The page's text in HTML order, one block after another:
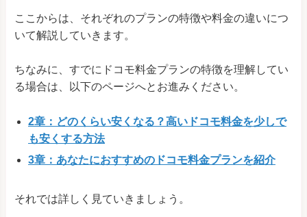
ここからは、それぞれのプランの特徴や料金の違いにつ
いて解説していきます。
ちなみに、すでにドコモ料金プランの特徴を理解してい
る場合は、以下のページへとお進みください。
2章：どのくらい安くなる？高いドコモ料金を少しで
も安くする方法
3章：あなたにおすすめのドコモ料金プランを紹介
それでは詳しく見ていきましょう。